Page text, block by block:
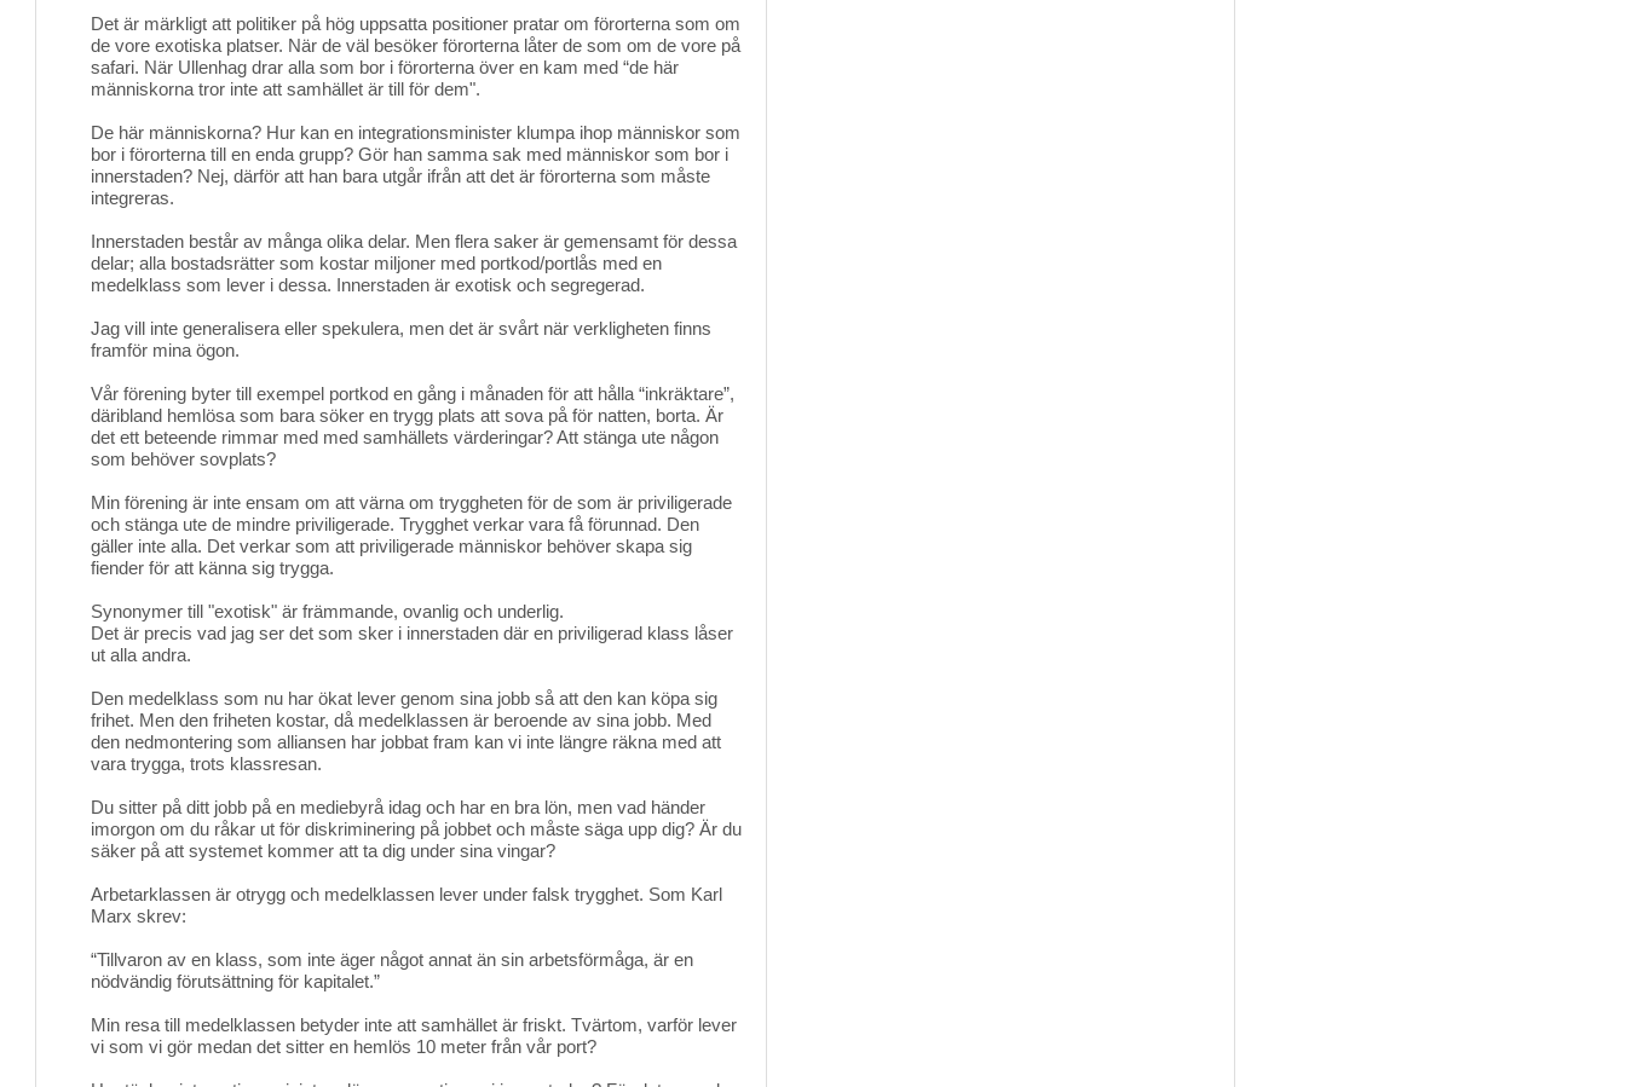
Det är märkligt att politiker på hög uppsatta positioner pratar om förorterna som om
de vore exotiska platser. När de väl besöker förorterna låter de som om de vore på
safari. När Ullenhag drar alla som bor i förorterna över en kam med “de här
människorna tror inte att samhället är till för dem".
De här människorna? Hur kan en integrationsminister klumpa ihop människor som
bor i förorterna till en enda grupp? Gör han samma sak med människor som bor i
innerstaden? Nej, därför att han bara utgår ifrån att det är förorterna som måste
integreras.
Innerstaden består av många olika delar. Men flera saker är gemensamt för dessa
delar; alla bostadsrätter som kostar miljoner med portkod/portlås med en
medelklass som lever i dessa. Innerstaden är exotisk och segregerad.
Jag vill inte generalisera eller spekulera, men det är svårt när verkligheten finns
framför mina ögon.
Vår förening byter till exempel portkod en gång i månaden för att hålla “inkräktare”,
däribland hemlösa som bara söker en trygg plats att sova på för natten, borta. Är
det ett beteende rimmar med med samhällets värderingar? Att stänga ute någon
som behöver sovplats?
Min förening är inte ensam om att värna om tryggheten för de som är priviligerade
och stänga ute de mindre priviligerade. Trygghet verkar vara få förunnad. Den
gäller inte alla. Det verkar som att priviligerade människor behöver skapa sig
fiender för att känna sig trygga.
Synonymer till "exotisk" är främmande, ovanlig och underlig.
Det är precis vad jag ser det som sker i innerstaden där en priviligerad klass låser
ut alla andra.
Den medelklass som nu har ökat lever genom sina jobb så att den kan köpa sig
frihet. Men den friheten kostar, då medelklassen är beroende av sina jobb. Med
den nedmontering som alliansen har jobbat fram kan vi inte längre räkna med att
vara trygga, trots klassresan.
Du sitter på ditt jobb på en mediebyrå idag och har en bra lön, men vad händer
imorgon om du råkar ut för diskriminering på jobbet och måste säga upp dig? Är du
säker på att systemet kommer att ta dig under sina vingar?
Arbetarklassen är otrygg och medelklassen lever under falsk trygghet. Som Karl
Marx skrev:
“Tillvaron av en klass, som inte äger något annat än sin arbetsförmåga, är en
nödvändig förutsättning för kapitalet.”
Min resa till medelklassen betyder inte att samhället är friskt. Tvärtom, varför lever
vi som vi gör medan det sitter en hemlös 10 meter från vår port?